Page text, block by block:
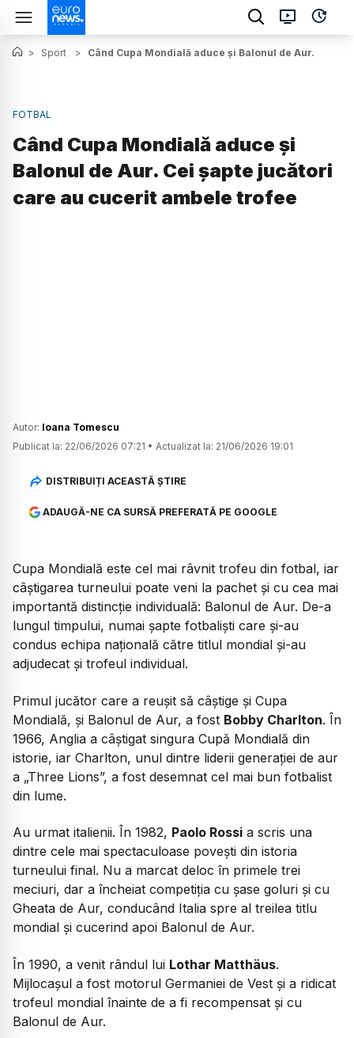
> Sport > Când Cupa Mondială aduce și Balonul de Aur. Cei
FOTBAL
Când Cupa Mondială aduce și
Balonul de Aur. Cei șapte jucători
care au cucerit ambele trofee
Autor: Ioana Tomescu
Publicat la: 22/06/2026 07:21 • Actualizat la: 21/06/2026 19:01
DISTRIBUIȚI ACEASTĂ ȘTIRE
ADAUGĂ-NE CA SURSĂ PREFERATĂ PE GOOGLE
Cupa Mondială este cel mai râvnit trofeu din fotbal, iar
câștigarea turneului poate veni la pachet și cu cea mai
importantă distincție individuală: Balonul de Aur. De-a
lungul timpului, numai șapte fotbaliști care și-au
condus echipa națională către titlul mondial și-au
adjudecat și trofeul individual.
Primul jucător care a reușit să câștige și Cupa
Mondială, și Balonul de Aur, a fost Bobby Charlton. În
1966, Anglia a câștigat singura Cupă Mondială din
istorie, iar Charlton, unul dintre liderii generației de aur
a „Three Lions”, a fost desemnat cel mai bun fotbalist
din lume.
Au urmat italienii. În 1982, Paolo Rossi a scris una
dintre cele mai spectaculoase povești din istoria
turneului final. Nu a marcat deloc în primele trei
meciuri, dar a încheiat competiția cu șase goluri și cu
Gheata de Aur, conducând Italia spre al treilea titlu
mondial și cucerind apoi Balonul de Aur.
În 1990, a venit rândul lui Lothar Matthäus.
Mijlocașul a fost motorul Germaniei de Vest și a ridicat
trofeul mondial înainte de a fi recompensat și cu
Balonul de Aur.